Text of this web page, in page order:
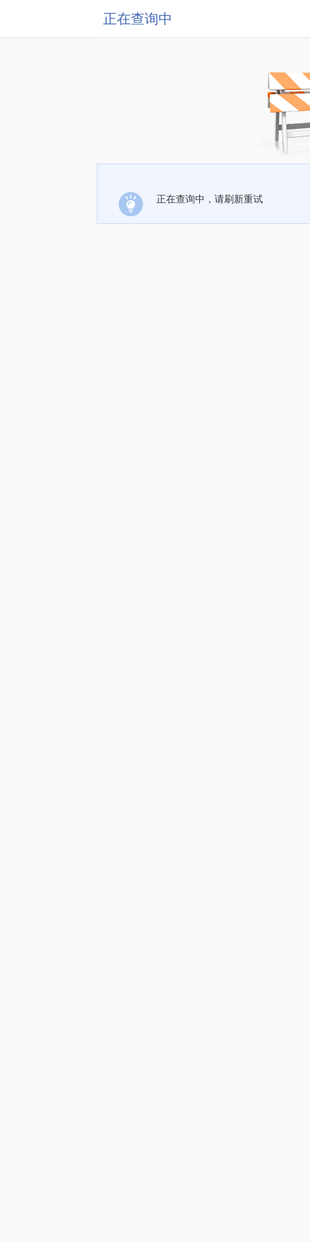
正在查询中
正在查询中，请刷新重试